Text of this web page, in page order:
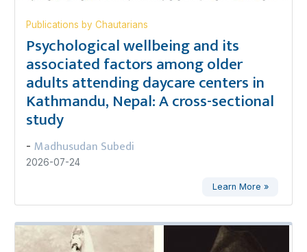
Publications by Chautarians
Psychological wellbeing and its
associated factors among older
adults attending daycare centers in
Kathmandu, Nepal: A cross-sectional
study
- Madhusudan Subedi
2026-07-24
Learn More »